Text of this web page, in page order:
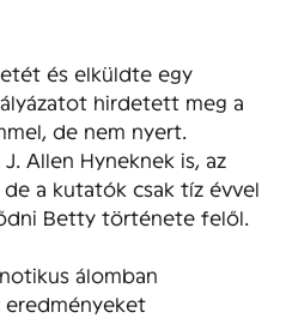
és elküldte egy
hirdetett meg a
de nem nyert.
Allen Hyneknek is, az
a kutatók csak tíz évvel
Betty története felől.
álomban
eredményeket